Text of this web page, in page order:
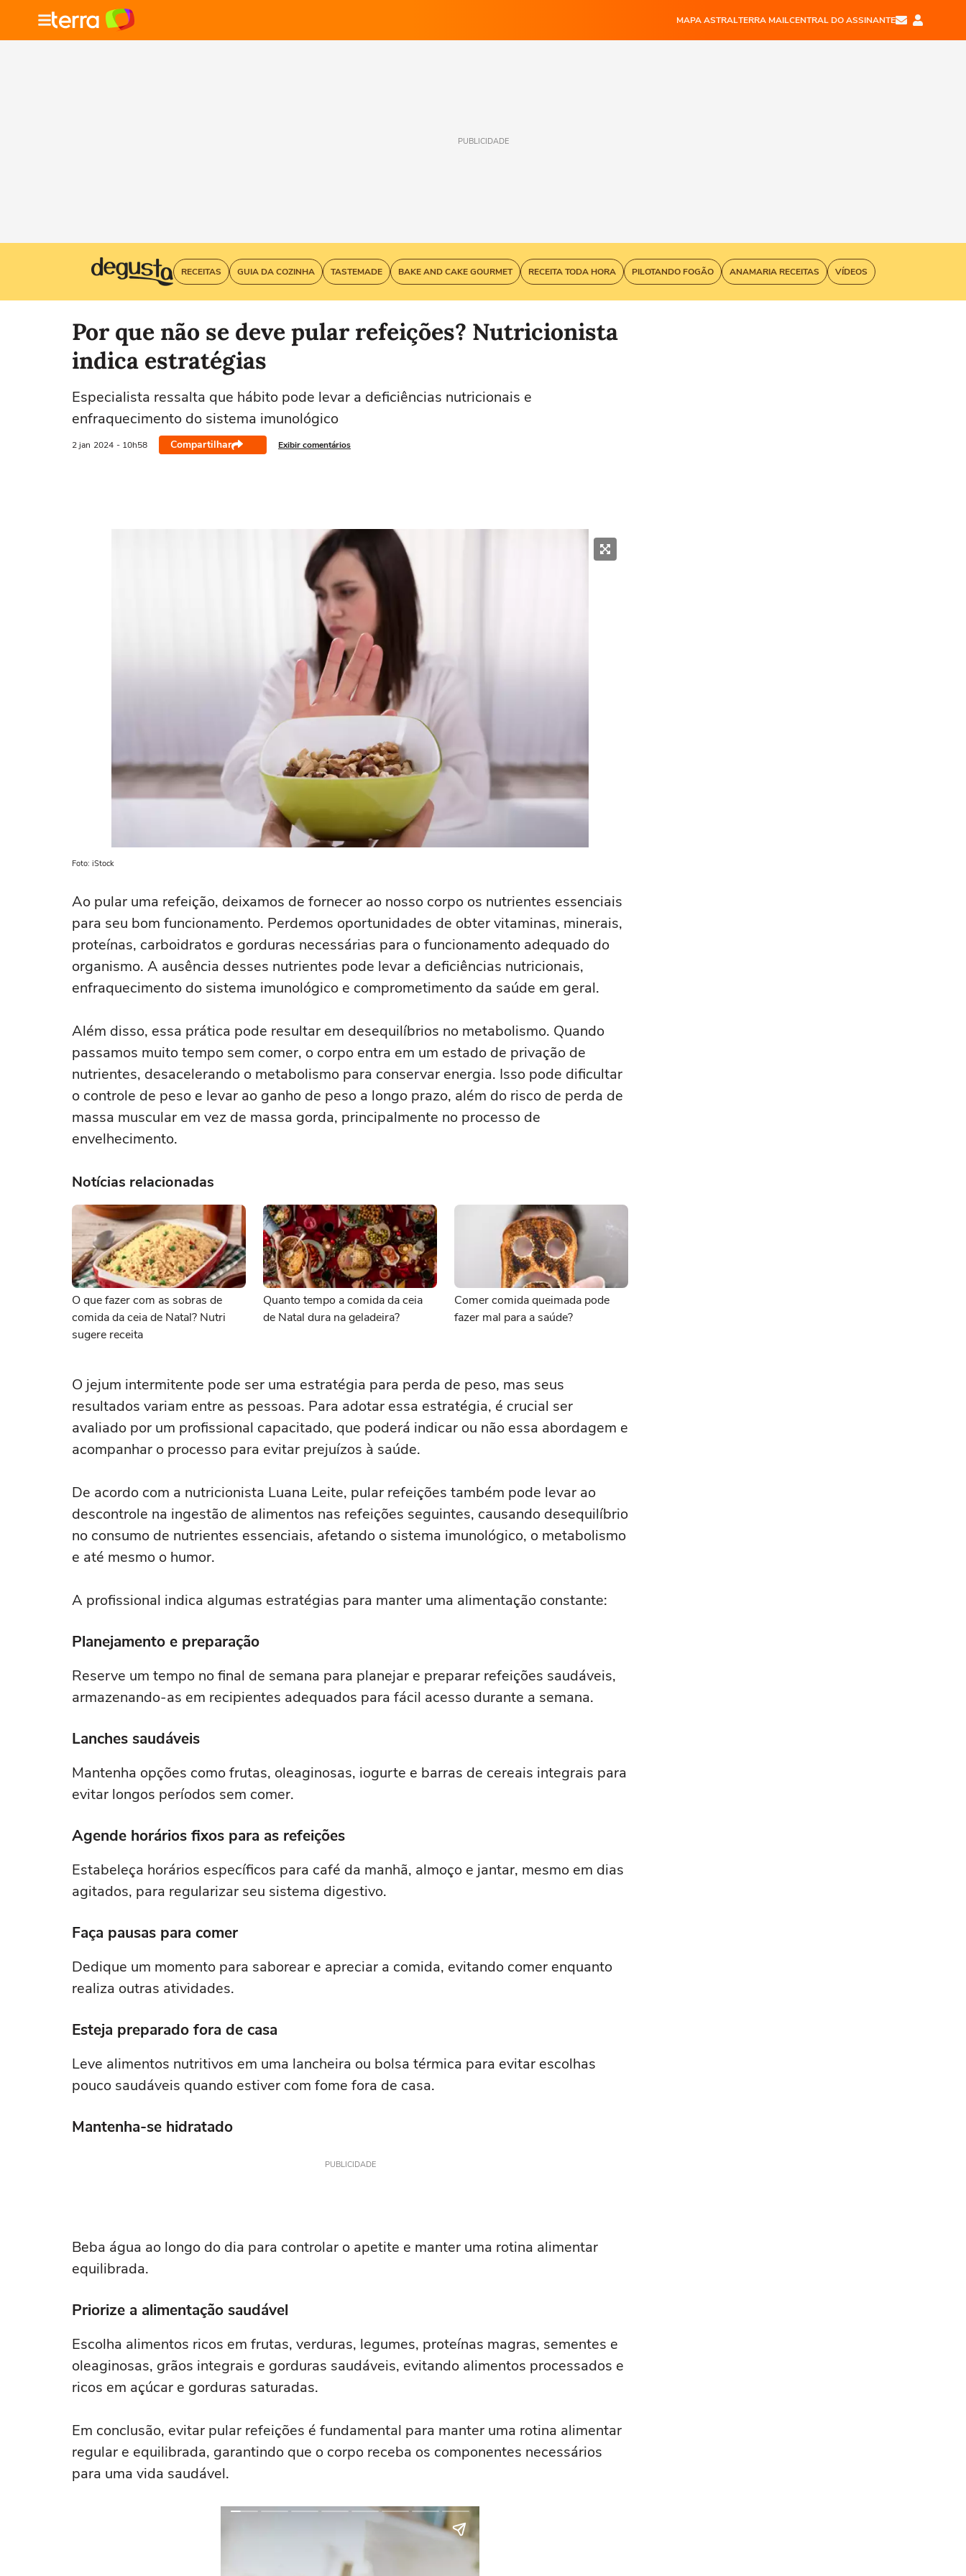
MAPA ASTRALTERRA MAILCENTRAL DO ASSINANTE
PUBLICIDADE
RECEITAS GUIA DA COZINHA TASTEMADE BAKE AND CAKE GOURMET RECEITA TODA HORA PILOTANDO FOGÃO ANAMARIA RECEITAS VÍDEOS
Por que não se deve pular refeições? Nutricionista
indica estratégias
Especialista ressalta que hábito pode levar a deficiências nutricionais e
enfraquecimento do sistema imunológico
2 jan 2024 - 10h58 Compartilhar Exibir comentários
Foto: iStock
Ao pular uma refeição, deixamos de fornecer ao nosso corpo os nutrientes essenciais
para seu bom funcionamento. Perdemos oportunidades de obter vitaminas, minerais,
proteínas, carboidratos e gorduras necessárias para o funcionamento adequado do
organismo. A ausência desses nutrientes pode levar a deficiências nutricionais,
enfraquecimento do sistema imunológico e comprometimento da saúde em geral.
Além disso, essa prática pode resultar em desequilíbrios no metabolismo. Quando
passamos muito tempo sem comer, o corpo entra em um estado de privação de
nutrientes, desacelerando o metabolismo para conservar energia. Isso pode dificultar
o controle de peso e levar ao ganho de peso a longo prazo, além do risco de perda de
massa muscular em vez de massa gorda, principalmente no processo de
envelhecimento.
Notícias relacionadas
O que fazer com as sobras de
comida da ceia de Natal? Nutri
sugere receita
Quanto tempo a comida da ceia
de Natal dura na geladeira?
Comer comida queimada pode
fazer mal para a saúde?
O jejum intermitente pode ser uma estratégia para perda de peso, mas seus
resultados variam entre as pessoas. Para adotar essa estratégia, é crucial ser
avaliado por um profissional capacitado, que poderá indicar ou não essa abordagem e
acompanhar o processo para evitar prejuízos à saúde.
De acordo com a nutricionista Luana Leite, pular refeições também pode levar ao
descontrole na ingestão de alimentos nas refeições seguintes, causando desequilíbrio
no consumo de nutrientes essenciais, afetando o sistema imunológico, o metabolismo
e até mesmo o humor.
A profissional indica algumas estratégias para manter uma alimentação constante:
Planejamento e preparação
Reserve um tempo no final de semana para planejar e preparar refeições saudáveis,
armazenando-as em recipientes adequados para fácil acesso durante a semana.
Lanches saudáveis
Mantenha opções como frutas, oleaginosas, iogurte e barras de cereais integrais para
evitar longos períodos sem comer.
Agende horários fixos para as refeições
Estabeleça horários específicos para café da manhã, almoço e jantar, mesmo em dias
agitados, para regularizar seu sistema digestivo.
Faça pausas para comer
Dedique um momento para saborear e apreciar a comida, evitando comer enquanto
realiza outras atividades.
Esteja preparado fora de casa
Leve alimentos nutritivos em uma lancheira ou bolsa térmica para evitar escolhas
pouco saudáveis quando estiver com fome fora de casa.
Mantenha-se hidratado
PUBLICIDADE
Beba água ao longo do dia para controlar o apetite e manter uma rotina alimentar
equilibrada.
Priorize a alimentação saudável
Escolha alimentos ricos em frutas, verduras, legumes, proteínas magras, sementes e
oleaginosas, grãos integrais e gorduras saudáveis, evitando alimentos processados e
ricos em açúcar e gorduras saturadas.
Em conclusão, evitar pular refeições é fundamental para manter uma rotina alimentar
regular e equilibrada, garantindo que o corpo receba os componentes necessários
para uma vida saudável.